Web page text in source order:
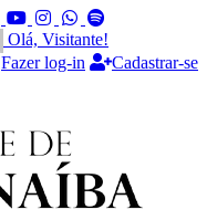
Olá, Visitante!
Fazer log-in
Cadastrar-se